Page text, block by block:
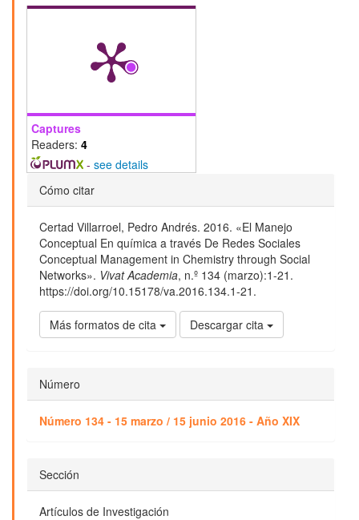
Captures
Readers: 4
- see details
Detalles
del
artículo
Cómo citar
Certad Villarroel, Pedro Andrés. 2016. «El Manejo
Conceptual En química a través De Redes Sociales
Conceptual Management in Chemistry through Social
Networks». Vivat Academia, n.º 134 (marzo):1-21.
https://doi.org/10.15178/va.2016.134.1-21.
Más formatos de cita Descargar cita
Número
Número 134 - 15 marzo / 15 junio 2016 - Año XIX
Sección
Artículos de Investigación